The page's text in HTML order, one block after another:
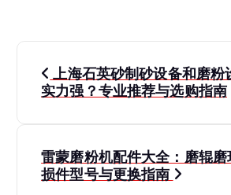
文
章
航
上海石英砂制砂设备和磨粉
实力强？专业推荐与选购指南
雷蒙磨粉机配件大全：磨辊
损件型号与更换指南